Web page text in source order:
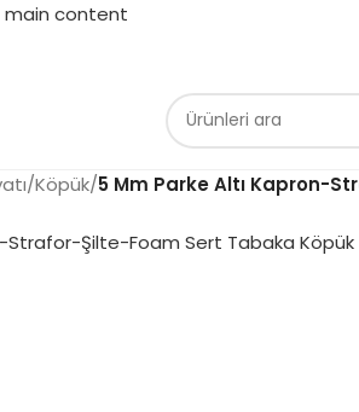
main content
/Köpük/5 Mm Parke Altı Kapron-